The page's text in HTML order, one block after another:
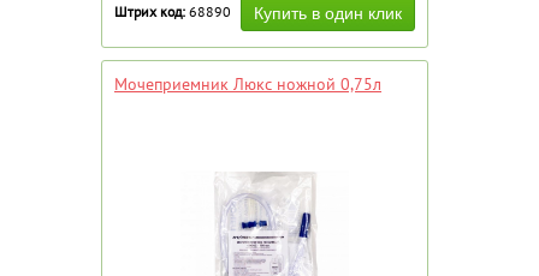
Штрих код: 68890
Мочеприемник Люкс ножной 0,75л